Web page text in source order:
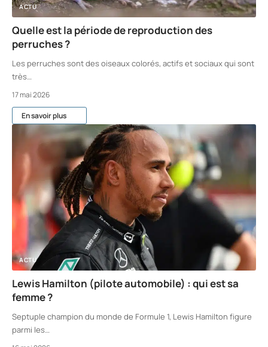
ACTU
Quelle est la période de reproduction des
perruches ?
Les perruches sont des oiseaux colorés, actifs et sociaux qui sont
très…
17 mai 2026
En savoir plus
ACTU
Lewis Hamilton (pilote automobile) : qui est sa
femme ?
Septuple champion du monde de Formule 1, Lewis Hamilton figure
parmi les